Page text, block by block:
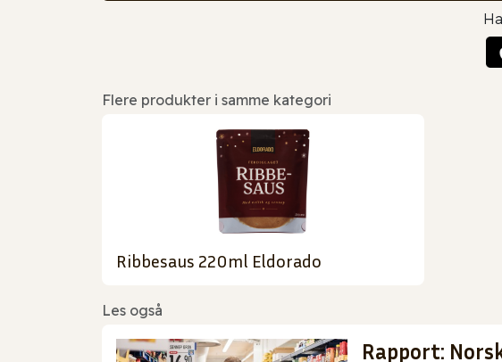
Flere produkter i samme kategori
Ribbesaus 220ml Eldorado
Les også
Rapport: